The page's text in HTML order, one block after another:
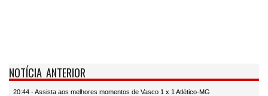
NOTÍCIA ANTERIOR
20:44 - Assista aos melhores momentos de Vasco 1 x 1 Atlético-MG